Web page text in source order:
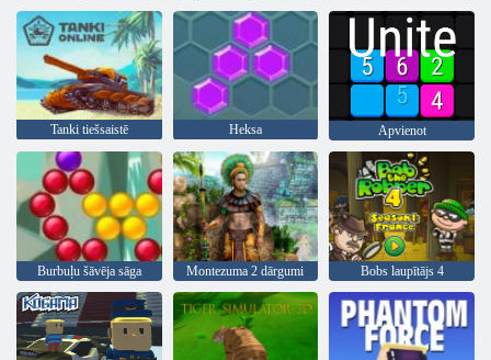
Tanki tiešsaistē Heksa Apvienot
Burbuļu šāvēja sāga Montezuma 2 dārgumi Bobs laupītājs 4